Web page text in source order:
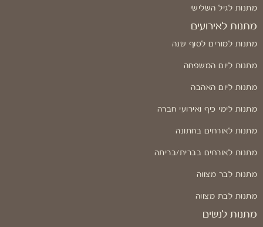
מתנות לגיל השלישי
מתנות לאירועים
מתנות למורים לסוף שנה
מתנות ליום המשפחה
מתנות ליום האהבה
מתנות לימי כיף ואירועי חברה
מתנות לאורחים בחתונה
מתנות לאורחים בברית/בריתה
מתנות לבר מצווה
מתנות לבת מצווה
מתנות לנשים